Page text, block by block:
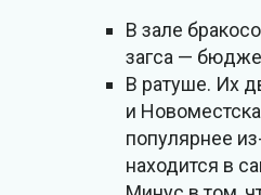
В зале
загса —
В ратуше. Их
и
популярнее
находится в